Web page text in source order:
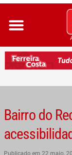
Ir
para
conteúdo
Bairro do